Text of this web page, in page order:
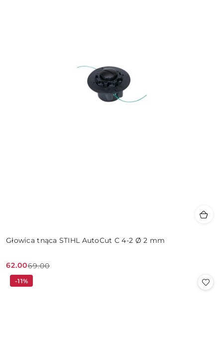
Głowica tnąca STIHL AutoCut C 4-2 Ø 2 mm
Cena
promocyjna:
62.00
Cena
przed
69.00
-11%